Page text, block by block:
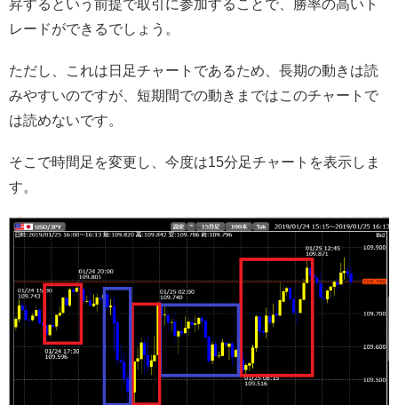
昇するという前提で取引に参加することで、勝率の高いト
レードができるでしょう。
ただし、これは日足チャートであるため、長期の動きは読
みやすいのですが、短期間での動きまではこのチャートで
は読めないです。
そこで時間足を変更し、今度は15分足チャートを表示しま
す。